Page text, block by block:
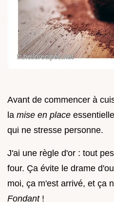
Avant de commencer à
la mise en place
qui ne stresse personne.
J'ai une règle d'or : tout
four. Ça évite le drame
moi, ça m'est arrivé, et ça
Fondant !